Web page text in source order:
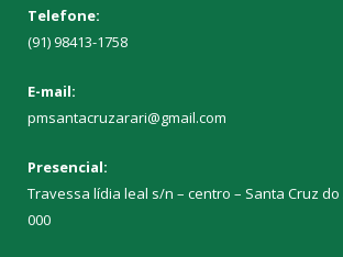
Telefone:
(91) 98413-1758
E-mail:
pmsantacruzarari@gmail.com
Presencial:
Travessa lídia leal s/n – centro – Santa Cruz do
000